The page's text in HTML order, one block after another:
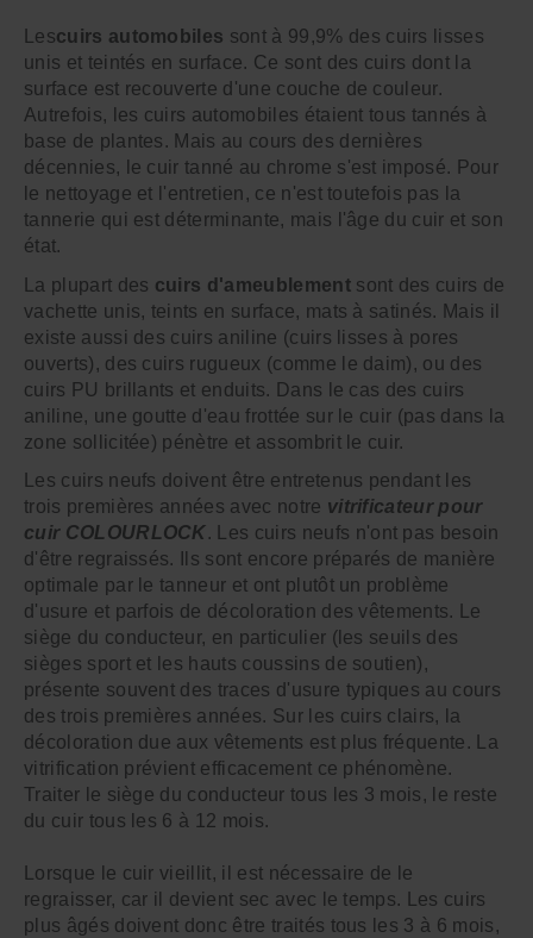
Lescuirs automobiles sont à 99,9% des cuirs lisses
unis et teintés en surface. Ce sont des cuirs dont la
surface est recouverte d'une couche de couleur.
Autrefois, les cuirs automobiles étaient tous tannés à
base de plantes. Mais au cours des dernières
décennies, le cuir tanné au chrome s'est imposé. Pour
le nettoyage et l'entretien, ce n'est toutefois pas la
tannerie qui est déterminante, mais l'âge du cuir et son
état.
La plupart des cuirs d'ameublementsont des cuirs de
vachette unis, teints en surface, mats à satinés. Mais il
existe aussi des cuirs aniline (cuirs lisses à pores
ouverts), des cuirs rugueux (comme le daim), ou des
cuirs PU brillants et enduits. Dans le cas des cuirs
aniline, une goutte d'eau frottée sur le cuir (pas dans la
zone sollicitée) pénètre et assombrit le cuir.
Les cuirs neufs doivent être entretenus pendant les
trois premières années avec notre vitrificateur pour
cuir COLOURLOCK. Les cuirs neufs n'ont pas besoin
d'être regraissés. Ils sont encore préparés de manière
optimale par le tanneur et ont plutôt un problème
d'usure et parfois de décoloration des vêtements. Le
siège du conducteur, en particulier (les seuils des
sièges sport et les hauts coussins de soutien),
présente souvent des traces d'usure typiques au cours
des trois premières années. Sur les cuirs clairs, la
décoloration due aux vêtements est plus fréquente. La
vitrification prévient efficacement ce phénomène.
Traiter le siège du conducteur tous les 3 mois, le reste
du cuir tous les 6 à 12 mois.
Lorsque le cuir vieillit, il est nécessaire de le
regraisser, car il devient sec avec le temps. Les cuirs
plus âgés doivent donc être traités tous les 3 à 6 mois,